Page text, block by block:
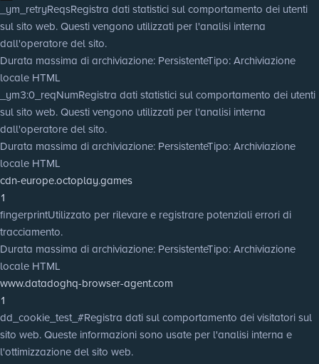
_ym_retryReqsRegistra dati statistici sul comportamento dei utenti
sul sito web. Questi vengono utilizzati per l'analisi interna
dall'operatore del sito.
Durata massima di archiviazione: PersistenteTipo: Archiviazione
locale HTML
_ym3:0_reqNumRegistra dati statistici sul comportamento dei utenti
sul sito web. Questi vengono utilizzati per l'analisi interna
dall'operatore del sito.
Durata massima di archiviazione: PersistenteTipo: Archiviazione
locale HTML
cdn-europe.octoplay.games
1
fingerprintUtilizzato per rilevare e registrare potenziali errori di
tracciamento.
Durata massima di archiviazione: PersistenteTipo: Archiviazione
locale HTML
www.datadoghq-browser-agent.com
1
dd_cookie_test_#Registra dati sul comportamento dei visitatori sul
sito web. Queste informazioni sono usate per l'analisi interna e
l'ottimizzazione del sito web.